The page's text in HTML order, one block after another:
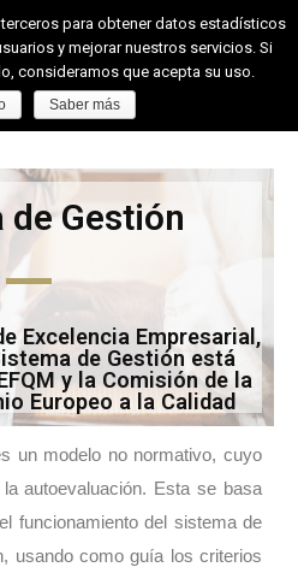
de Gestión
Excelencia Empresarial,
de Gestión está
y la Comisión de la
Europeo a la Calidad
un modelo no normativo, cuyo
autoevaluación. Esta se basa
funcionamiento del sistema de
usando como guía los criterios
para obtener datos estadísticos
y mejorar nuestros servicios. Si
consideramos que acepta su uso.
Saber más